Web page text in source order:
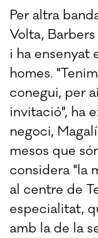
Per altra
Volta,
i ha ensenyat
homes.
conegui, per
invitació", ha
negoci,
mesos que
considera "la
al centre de
especialitat,
amb la de la